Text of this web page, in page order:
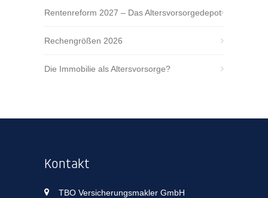
Rentenreform 2027 – Das Altersvorsorgedepot
Rechengrößen 2026
Die Immobilie als Altersvorsorge?
Kontakt
TBO Versicherungsmakler GmbH